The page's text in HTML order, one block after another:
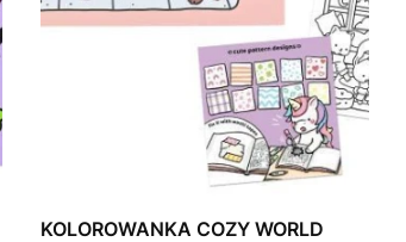
KOLOROWANKA COZY WORLD